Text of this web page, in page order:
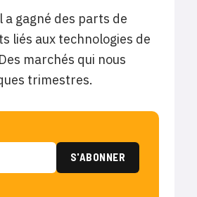
a gagné des parts de
liés aux technologies de
marchés qui nous
trimestres.